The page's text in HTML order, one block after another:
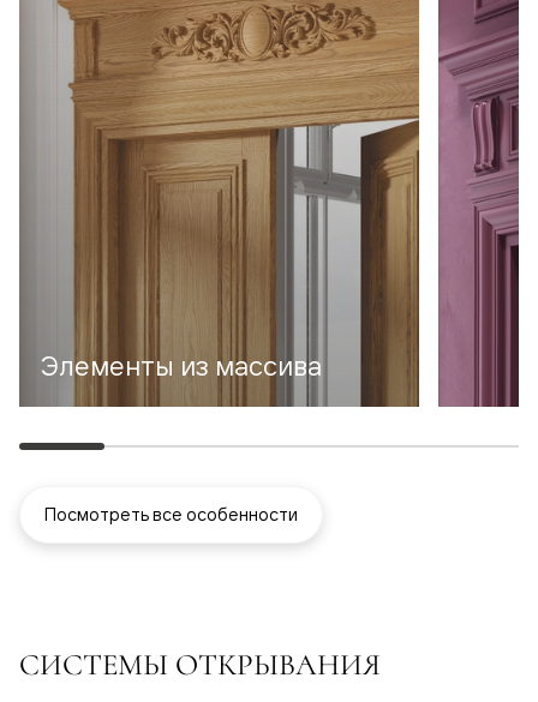
Элементы из массива
Посмотреть все особенности
СИСТЕМЫ ОТКРЫВАНИЯ